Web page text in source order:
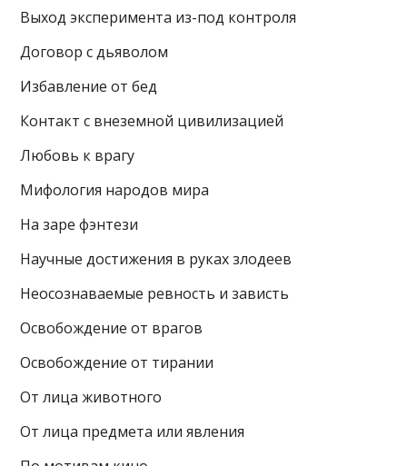
Выход эксперимента из-под контроля
Договор с дьяволом
Избавление от бед
Контакт с внеземной цивилизацией
Любовь к врагу
Мифология народов мира
На заре фэнтези
Научные достижения в руках злодеев
Неосознаваемые ревность и зависть
Освобождение от врагов
Освобождение от тирании
От лица животного
От лица предмета или явления